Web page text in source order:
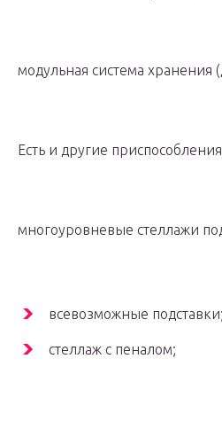
модульная система хранения
Есть и другие
многоуровневые стеллажи
всевозможные подставки;
стеллаж с пеналом;